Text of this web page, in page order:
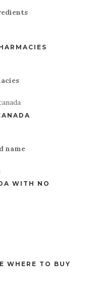
name
WITH NO
WHERE TO BUY